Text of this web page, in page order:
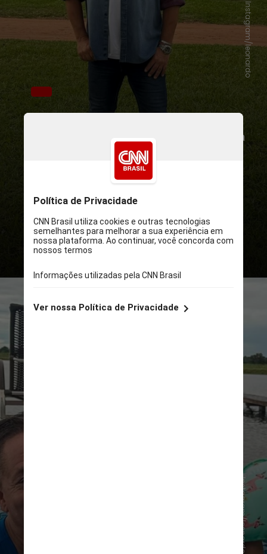
pequena se divertiu ao ser informada
que o avô chama-se, na verdade,
Instagram/leonardo
Instagram/leonardo